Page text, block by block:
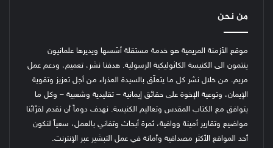
من نحن
موقع الأزمنة المريمية هو خدمة مستقلة أسّسها ويديرها علمانيون
ينتمون الى الكنيسة الكاثوليكية الرسولية. هدفنا نشر، تعميم، ودعم عمل
مريم. من خلال نشر كل ما يتعلّق بالسيدة العذراء من أجل تعزيز وتقوية
الإيمان، وتوعية الإخوة على حقائق إيمانية – تقليدية وشعبية – وكل ما
يتوافق مع الكتاب المقدس وتعاليم الكنيسة. نهدف دوماً أن نقدم لقرّائنا
مواضيع وتقارير أمينة ووافية، ثمرة أبحاث وتفاني بالعمل، سعياً لنكون
أحد المواقع الأكثر مصداقية وأمانة في عمل التبشير عبر الإنترنت.